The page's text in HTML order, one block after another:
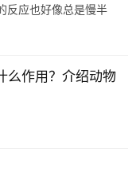
反应也好像总是慢半
你跟他聊天的时间越
么作用？介绍动物